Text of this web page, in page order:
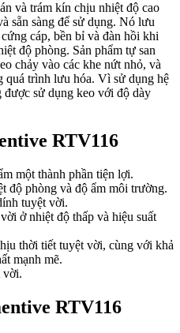
và trám kín chịu nhiệt độ cao
sẵn sàng để sử dụng. Nó lưu
cáp, bền bỉ và đàn hồi khi
độ phòng. Sản phẩm tự san
chảy vào các khe nứt nhỏ, và
quá trình lưu hóa. Vì sử dụng hệ
được sử dụng keo với độ dày
RTV116
một thành phần tiện lợi.
độ phòng và độ ẩm môi trường.
tuyệt vời.
ở nhiệt độ thấp và hiệu suất
thời tiết tuyệt vời, cùng với khả
mạnh mẽ.
vời.
RTV116